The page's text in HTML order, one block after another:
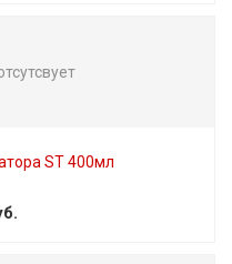
ST 400мл